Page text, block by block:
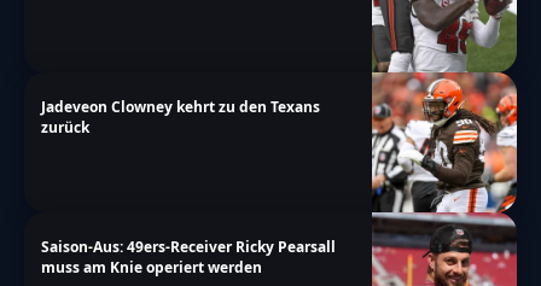
Jadeveon Clowney kehrt zu den Texans
zurück
Saison-Aus: 49ers-Receiver Ricky Pearsall
muss am Knie operiert werden